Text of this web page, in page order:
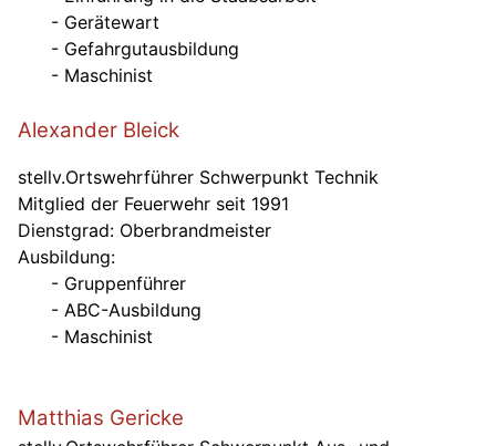
- Gerätewart
- Gefahrgutausbildung
- Maschinist
Alexander Bleick
stellv.Ortswehrführer Schwerpunkt Technik
Mitglied der Feuerwehr seit 1991
Dienstgrad: Oberbrandmeister
Ausbildung:
- Gruppenführer
- ABC-Ausbildung
- Maschinist
Matthias Gericke